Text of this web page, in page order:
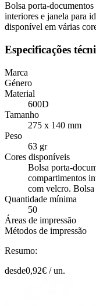
Bolsa porta-
interiores e janela para
disponível em várias
Especificações
Marca
Género
Material
600D
Tamanho
275 x 140 mm
Peso
63 gr
Cores disponíveis
Bolsa porta-
compartimentos
com velcro.
Quantidade mínima
50
Áreas de impressão
Métodos de impressão
Resumo:
desde0,92€ /un.